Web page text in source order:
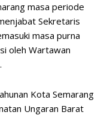
masa periode
Sekretaris
masa purna
oleh Wartawan
Kota Semarang
Ungaran Barat